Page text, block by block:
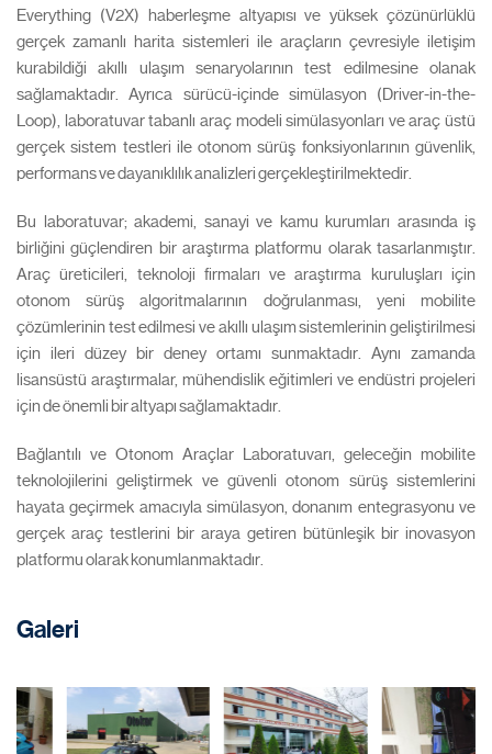
Everything (V2X) haberleşme altyapısı ve yüksek çözünürlüklü
gerçek zamanlı harita sistemleri ile araçların çevresiyle iletişim
kurabildiği akıllı ulaşım senaryolarının test edilmesine olanak
sağlamaktadır. Ayrıca sürücü-içinde simülasyon (Driver-in-the-
Loop), laboratuvar tabanlı araç modeli simülasyonları ve araç üstü
gerçek sistem testleri ile otonom sürüş fonksiyonlarının güvenlik,
performans ve dayanıklılık analizleri gerçekleştirilmektedir.
Bu laboratuvar; akademi, sanayi ve kamu kurumları arasında iş
birliğini güçlendiren bir araştırma platformu olarak tasarlanmıştır.
Araç üreticileri, teknoloji firmaları ve araştırma kuruluşları için
otonom sürüş algoritmalarının doğrulanması, yeni mobilite
çözümlerinin test edilmesi ve akıllı ulaşım sistemlerinin geliştirilmesi
için ileri düzey bir deney ortamı sunmaktadır. Aynı zamanda
lisansüstü araştırmalar, mühendislik eğitimleri ve endüstri projeleri
için de önemli bir altyapı sağlamaktadır.
Bağlantılı ve Otonom Araçlar Laboratuvarı, geleceğin mobilite
teknolojilerini geliştirmek ve güvenli otonom sürüş sistemlerini
hayata geçirmek amacıyla simülasyon, donanım entegrasyonu ve
gerçek araç testlerini bir araya getiren bütünleşik bir inovasyon
platformu olarak konumlanmaktadır.
Galeri